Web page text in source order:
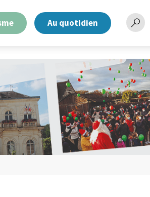
Au quotidien
Barre